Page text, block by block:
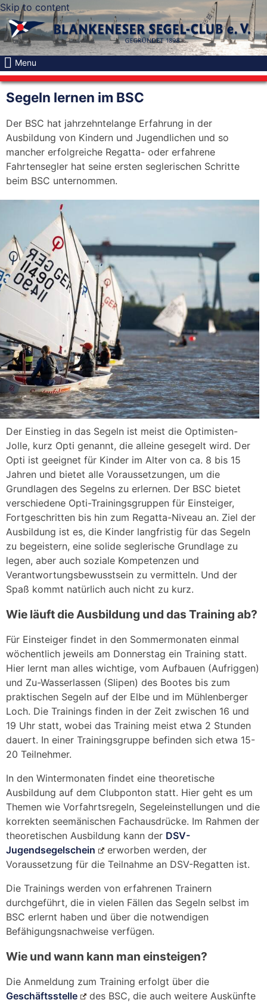
Skip to content
Menu
Segeln lernen im BSC
Der BSC hat jahrzehntelange Erfahrung in der
Ausbildung von Kindern und Jugendlichen und so
mancher erfolgreiche Regatta- oder erfahrene
Fahrtensegler hat seine ersten seglerischen Schritte
beim BSC unternommen.
Der Einstieg in das Segeln ist meist die Optimisten-
Jolle, kurz Opti genannt, die alleine gesegelt wird. Der
Opti ist geeignet für Kinder im Alter von ca. 8 bis 15
Jahren und bietet alle Voraussetzungen, um die
Grundlagen des Segelns zu erlernen. Der BSC bietet
verschiedene Opti-Trainingsgruppen für Einsteiger,
Fortgeschritten bis hin zum Regatta-Niveau an. Ziel der
Ausbildung ist es, die Kinder langfristig für das Segeln
zu begeistern, eine solide seglerische Grundlage zu
legen, aber auch soziale Kompetenzen und
Verantwortungsbewusstsein zu vermitteln. Und der
Spaß kommt natürlich auch nicht zu kurz.
Wie läuft die Ausbildung und das Training ab?
Für Einsteiger findet in den Sommermonaten einmal
wöchentlich jeweils am Donnerstag ein Training statt.
Hier lernt man alles wichtige, vom Aufbauen (Aufriggen)
und Zu-Wasserlassen (Slipen) des Bootes bis zum
praktischen Segeln auf der Elbe und im Mühlenberger
Loch. Die Trainings finden in der Zeit zwischen 16 und
19 Uhr statt, wobei das Training meist etwa 2 Stunden
dauert. In einer Trainingsgruppe befinden sich etwa 15-
20 Teilnehmer.
In den Wintermonaten findet eine theoretische
Ausbildung auf dem Clubponton statt. Hier geht es um
Themen wie Vorfahrtsregeln, Segeleinstellungen und die
korrekten seemänischen Fachausdrücke. Im Rahmen der
theoretischen Ausbildung kann der DSV-
Jugendsegelschein
erworben werden, der
Voraussetzung für die Teilnahme an DSV-Regatten ist.
Die Trainings werden von erfahrenen Trainern
durchgeführt, die in vielen Fällen das Segeln selbst im
BSC erlernt haben und über die notwendigen
Befähigungsnachweise verfügen.
Wie und wann kann man einsteigen?
Die Anmeldung zum Training erfolgt über die
Geschäftsstelle
des BSC, die auch weitere Auskünfte